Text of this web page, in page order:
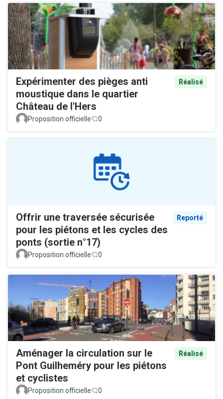
Expérimenter des pièges anti
moustique dans le quartier
Château de l'Hers
Réalisé
Proposition officielle 0
Offrir une traversée sécurisée
pour les piétons et les cycles des
ponts (sortie n°17)
Reporté
Proposition officielle 0
Aménager la circulation sur le
Pont Guilheméry pour les piétons
et cyclistes
Réalisé
Proposition officielle 0